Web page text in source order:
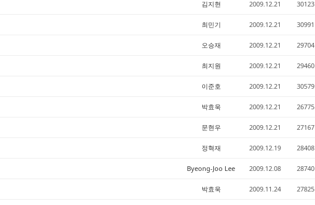
김지현 2009.12.21 30123
최민기 2009.12.21 30991
오승재 2009.12.21 29704
최지원 2009.12.21 29460
이준호 2009.12.21 30579
박효욱 2009.12.21 26775
문현우 2009.12.21 27167
정혁재 2009.12.19 28408
Byeong-Joo Lee 2009.12.08 28740
박효욱 2009.11.24 27825